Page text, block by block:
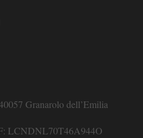
Granarolo dell’Emilia
LCNDNL70T46A944O